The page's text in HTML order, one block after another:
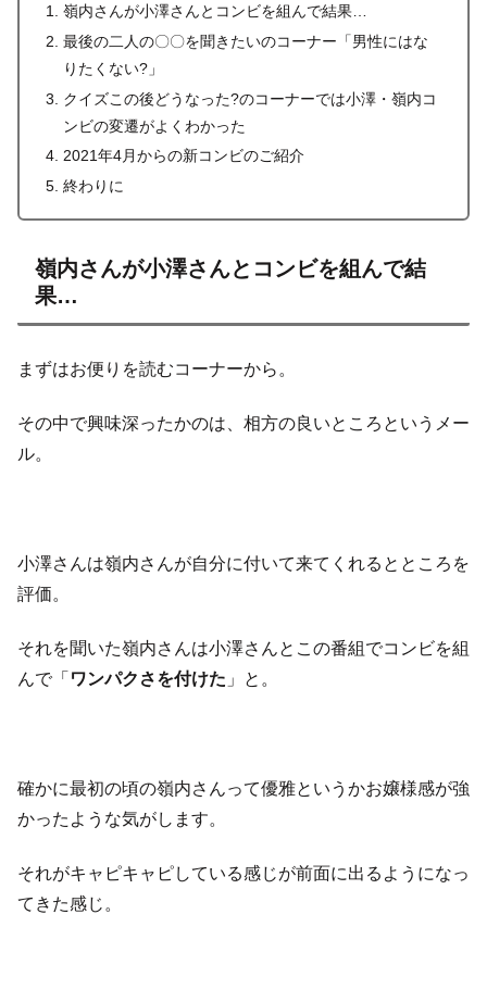
嶺内さんが小澤さんとコンビを組んで結果…
最後の二人の〇〇を聞きたいのコーナー「男性にはな
りたくない?」
クイズこの後どうなった?のコーナーでは小澤・嶺内コ
ンビの変遷がよくわかった
2021年4月からの新コンビのご紹介
終わりに
嶺内さんが小澤さんとコンビを組んで結
果…
まずはお便りを読むコーナーから。
その中で興味深ったかのは、相方の良いところというメー
ル。
小澤さんは嶺内さんが自分に付いて来てくれるとところを
評価。
それを聞いた嶺内さんは小澤さんとこの番組でコンビを組
んで「 ワンパクさを付けた 」と。
確かに最初の頃の嶺内さんって優雅というかお嬢様感が強
かったような気がします。
それがキャピキャピしている感じが前面に出るようになっ
てきた感じ。